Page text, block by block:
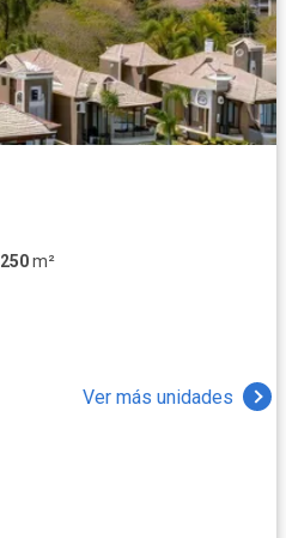
250m²
Ver más unidades